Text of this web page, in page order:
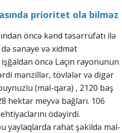
prioritet ola bilməz
öncə kənd təsərrüfatı ilə
də sənaye və xidmət
öncə Laçın rayonunun
mənzillər, tövlələr və digər
(mal-qara) , 2120 baş
hektar meyvə bağları. 106
ödəyirdi.
yaylaqlarda rahat şəkildə mal-